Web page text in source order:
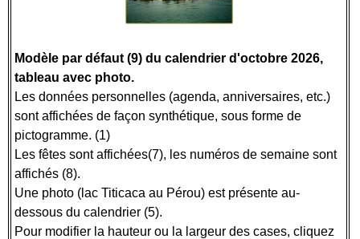
Modèle par défaut (9) du calendrier d'octobre 2026,
tableau avec photo.
Les données personnelles (agenda, anniversaires, etc.)
sont affichées de façon synthétique, sous forme de
pictogramme. (1)
Les fêtes sont affichées(7), les numéros de semaine sont
affichés (8).
Une photo (lac Titicaca au Pérou) est présente au-
dessous du calendrier (5).
Pour modifier la hauteur ou la largeur des cases, cliquez